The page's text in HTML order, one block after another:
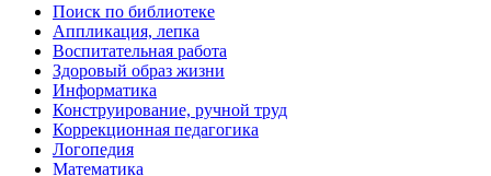
Поиск по библиотеке
Аппликация, лепка
Воспитательная работа
Здоровый образ жизни
Информатика
Конструирование, ручной труд
Коррекционная педагогика
Логопедия
Математика